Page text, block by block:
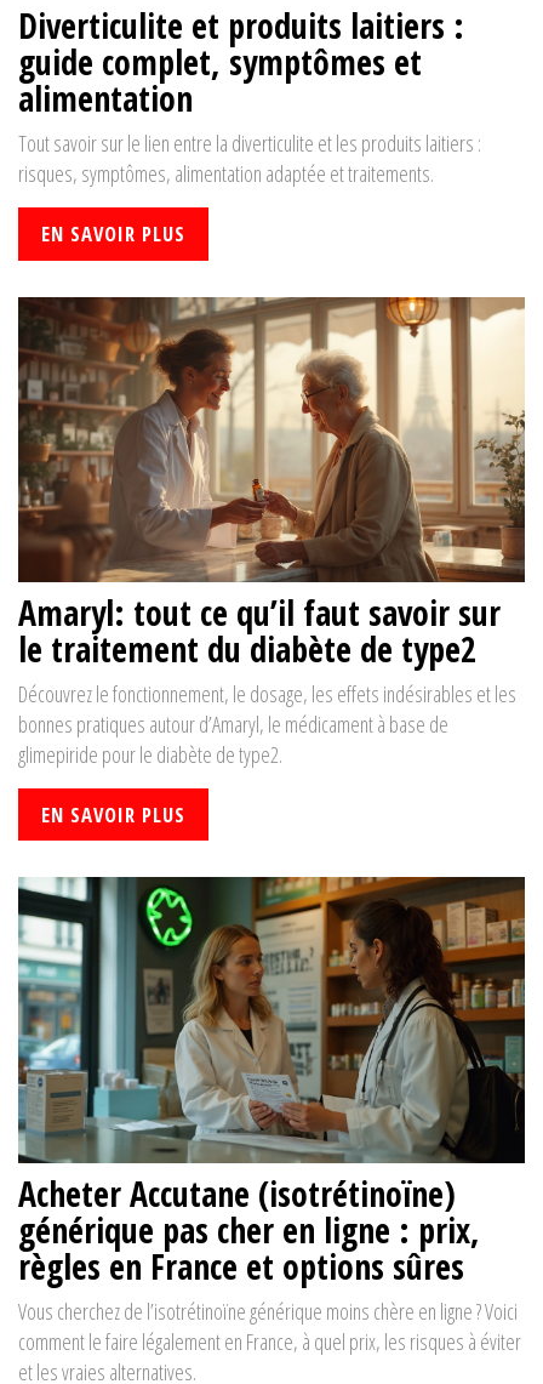
Diverticulite et produits laitiers :
guide complet, symptômes et
alimentation
Tout savoir sur le lien entre la diverticulite et les produits laitiers :
risques, symptômes, alimentation adaptée et traitements.
EN SAVOIR PLUS
Amaryl: tout ce qu’il faut savoir sur
le traitement du diabète de type2
Découvrez le fonctionnement, le dosage, les effets indésirables et les
bonnes pratiques autour d’Amaryl, le médicament à base de
glimepiride pour le diabète de type2.
EN SAVOIR PLUS
Acheter Accutane (isotrétinoïne)
générique pas cher en ligne : prix,
règles en France et options sûres
Vous cherchez de l’isotrétinoïne générique moins chère en ligne ? Voici
comment le faire légalement en France, à quel prix, les risques à éviter
et les vraies alternatives.